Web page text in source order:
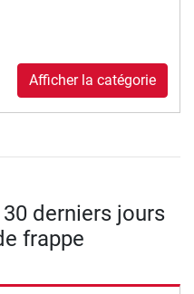
Afficher la catégorie
derniers jours
frappe